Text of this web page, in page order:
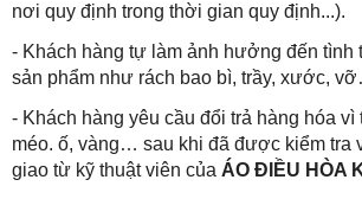
nơi quy định trong thời gian quy định...).
- Khách hàng tự làm ảnh hưởng đến tình
sản phẩm như rách bao bì, trầy, xước,
- Khách hàng yêu cầu đổi trả hàng hóa vì
méo. ố, vàng… sau khi đã được kiểm tra
giao từ kỹ thuật viên của ÁO ĐIỀU HÒA